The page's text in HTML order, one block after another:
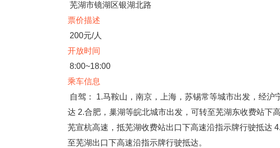
芜湖市镜湖区银湖北路
票价描述
200元/人
开放时间
8:00~18:00
乘车信息
自驾： 1.马鞍山，南京，上海，苏锡常等城市出发，经
达 2.合肥，巢湖等皖北城市出发，可转至芜湖东收费站下
芜宣杭高速，抵芜湖收费站出口下高速沿指示牌行驶抵达
至芜湖出口下高速沿指示牌行驶抵达。